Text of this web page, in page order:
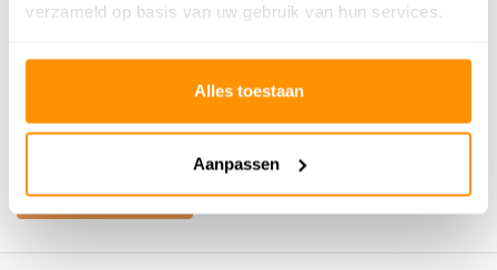
verzameld op basis van uw gebruik van hun services.
Alles toestaan
Aanpassen
Gemiddelde uit 0 beoordelingen
Er zijn nog geen reviews geschreven over dit product..
Schrijf je eigen review